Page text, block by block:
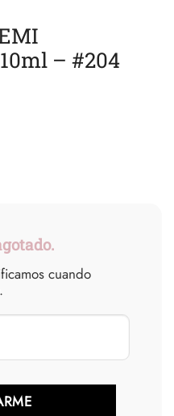
– #204
cuando